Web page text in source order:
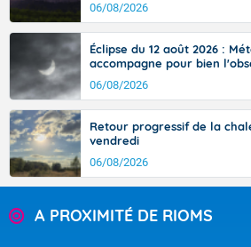
06/08/2026
Éclipse du 12 août 2026 :
accompagne pour bien
06/08/2026
Retour progressif de la
vendredi
06/08/2026
A PROXIMITÉ DE RIOMS